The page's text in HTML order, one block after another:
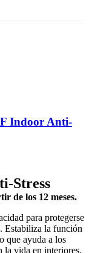
Indoor Anti-
Stress
de los 12 meses.
para protegerse
Estabiliza la función
que ayuda a los
la vida en interiores.